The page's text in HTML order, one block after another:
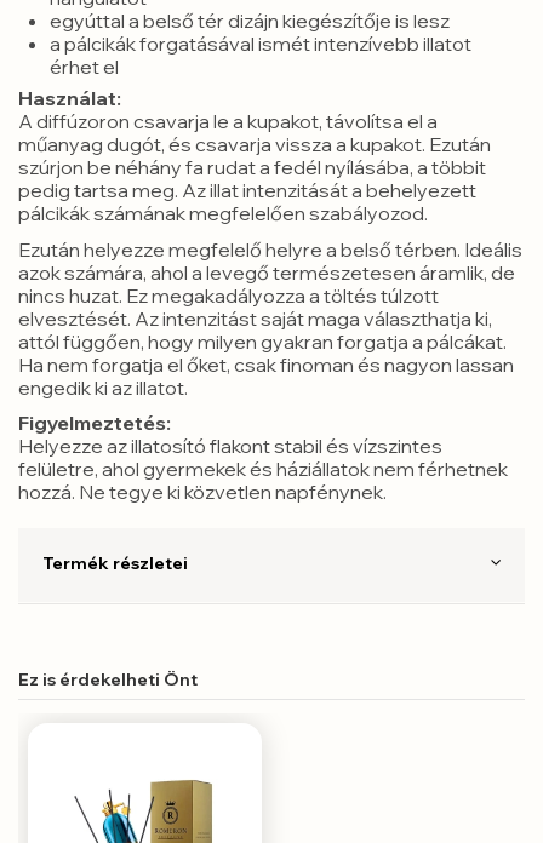
egyúttal a belső tér dizájn kiegészítője is lesz
a pálcikák forgatásával ismét intenzívebb illatot
érhet el
Használat:
A diffúzoron csavarja le a kupakot, távolítsa el a
műanyag dugót, és csavarja vissza a kupakot. Ezután
szúrjon be néhány fa rudat a fedél nyílásába, a többit
pedig tartsa meg. Az illat intenzitását a behelyezett
pálcikák számának megfelelően szabályozod.
Ezután helyezze megfelelő helyre a belső térben. Ideális
azok számára, ahol a levegő természetesen áramlik, de
nincs huzat. Ez megakadályozza a töltés túlzott
elvesztését. Az intenzitást saját maga választhatja ki,
attól függően, hogy milyen gyakran forgatja a pálcákat.
Ha nem forgatja el őket, csak finoman és nagyon lassan
engedik ki az illatot.
Figyelmeztetés:
Helyezze az illatosító flakont stabil és vízszintes
felületre, ahol gyermekek és háziállatok nem férhetnek
hozzá. Ne tegye ki közvetlen napfénynek.
Termék részletei
Ez is érdekelheti Önt